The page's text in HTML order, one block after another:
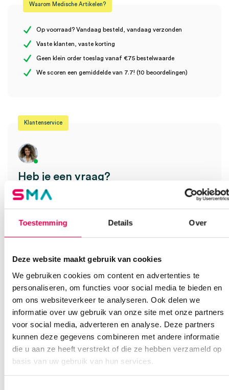
Toestemming Details Over
Deze website maakt gebruik van cookies
We gebruiken cookies om content en advertenties te
personaliseren, om functies voor social media te bieden en
om ons websiteverkeer te analyseren. Ook delen we
informatie over uw gebruik van onze site met onze partners
voor social media, adverteren en analyse. Deze partners
kunnen deze gegevens combineren met andere informatie
die u aan ze heeft verstrekt of die ze hebben verzameld op
basis van uw gebruik van hun services.
Steriel steriel
Er zijn nog geen beoordelingen.
0.8mm x 25mm, blauw (50)” te beoordelen
Waarom Medische Artikelen?
Op voorraad? Vandaag besteld, vandaag verzonden
Vaste klanten, vaste korting
Geen klein order toeslag vanaf €75 bestelwaarde
We scoren een gemiddelde van 7.7! (10 beoordelingen)
Klantenservice
Heb je een vraag?
Anca helpt je!
Of contacteer ons via een van de onderstaande opties.
Ook interessant